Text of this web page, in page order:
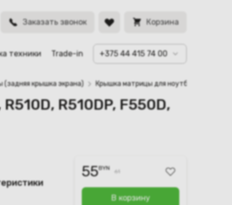
Заказать звонок Корзина
техники Trade-in +375 44 415 74 00
(13N0-
BYN
крышка экрана) Крышка матрицы для ноутбука Asus
R510DP, F550D,
55BYN 61
В корзину